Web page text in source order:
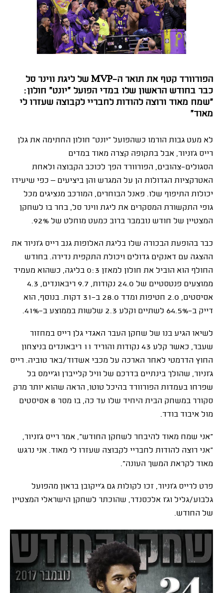
הפורוורד קטף את תואר ה-MVP של ליגת ווינר סל
כבר בחודש הראשון שלו במדי הפועל "יונט" חולון:
"שמח מאוד ורוצה להודות לחבריי לקבוצה שעזרו לי
מאוד"
לא מעט גבות הורמו כשהפועל "יונט" חולון החתימה את גלן
רייס ג'וניור, אבל בתקופה קצרה מאוד במדים
הסגולים-צהובים, הפורוורד הפך לכוכב הקבוצה ולאחת
האטרקציות הגדולות הן על המגרש והן ביציעים – כפי שיעידו
יכולות התיפוף שלו. פאנל הבוחרים, המורכב מנציגים מכל
גופי התקשורת המסקרים את ליגת ווינר סל, בחר בו לשחקן
המצטיין של חודש נובמבר ברוב כמעט מוחלט של 92%.
כבר בהופעת הבכורה שלו בליגת האלופות גנב רייס ג'וניור את
ההצגה עם דאנקים גדולים ויכולת התקפית נדירה. בחודש
החולף הוא הוביל את חולון למאזן 0:3 בליגה, כשהוא מעמיד
ממוצעים פנטסטיים של 24.0 נקודות, 9.7 ריבאונדים, 4.3
אסיסטים, 2.0 חטיפות ומדד 28.0 ב-31 דקות. בנוסף, הוא
דייק ב-64.5% לשתיים וקלע 2.3 שלשות בממוצע ב-41%.
לשיאו הגיע בנו של שחקן העבר האגדי גלן רייס במחזור
שעבר, כאשר קלע 43 נקודות והוריד 11 ריבאונדים בניצחון
החוץ הדרמטי לאחר הארכה על מכבי אשדוד/באר טוביה. רייס
ג'וניור, שהולך בינתיים בדרכם של וויל קלייברן וג'יימס בל
שפרחו בעמדות הפורוורד בהיכל טוטו, הראה שהוא יותר מרק
סקורר במשחק הבית היחיד שלו עד כה, בו מסר 8 אסיסטים
מול איבוד בודד.
"אני שמח מאוד להיבחר לשחקן החודש", אמר רייס ג'וניור,
"אני רוצה להודות לחבריי לקבוצה שעזרו לי מאוד. אני נרגש
מאוד לקראת המשך העונה".
פרט לרייס ג'וניור, זכו לקולות גם ג'ייקובן בראון מהפועל
גלבוע/גליל וג'ו אלכסנדר, שהוכתר לשחקן הישראלי המצטיין
של החודש.